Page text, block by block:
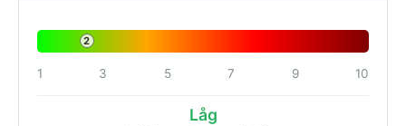
2
1 3 5 7 9 10
Låg